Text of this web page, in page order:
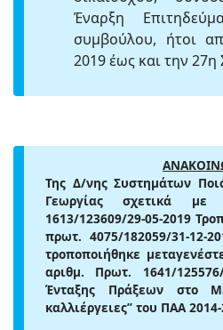
Έναρξη
συμβούλου, ήτοι
2019 έως και την 27η
Της Δ/νης Συστημάτων
Γεωργίας σχετικά
1613/123609/29-05-2019
πρωτ. 4075/182059/31-12-
τροποποιήθηκε
αριθμ. Πρωτ. 1641/
Ένταξης Πράξεων στο
καλλιέργειες’’ του ΠΑΑ